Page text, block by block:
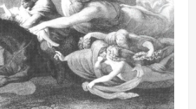
北地方法院為第一審管轄法